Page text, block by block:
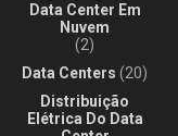
Data Center Em
Nuvem
(2)
Data Centers (20)
Distribuição
Elétrica Do Data